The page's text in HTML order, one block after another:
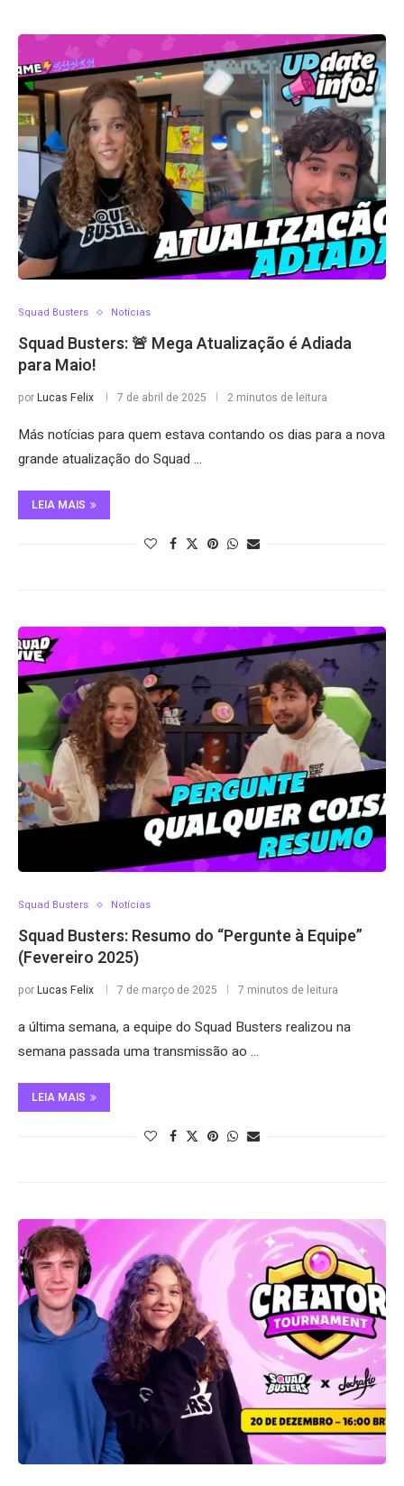
Squad Busters Notícias
Squad Busters: 🚨 Mega Atualização é Adiada
para Maio!
porLucas Felix 7 de abril de 2025 2 minutos de leitura
Más notícias para quem estava contando os dias para a nova
grande atualização do Squad …
LEIA MAIS
Squad Busters Notícias
Squad Busters: Resumo do “Pergunte à Equipe”
(Fevereiro 2025)
porLucas Felix 7 de março de 2025 7 minutos de leitura
a última semana, a equipe do Squad Busters realizou na
semana passada uma transmissão ao …
LEIA MAIS